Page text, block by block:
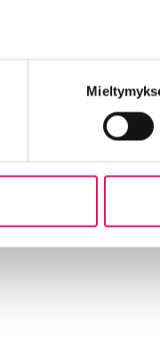
ja K-Market
Myyjä vastaa
antaa: